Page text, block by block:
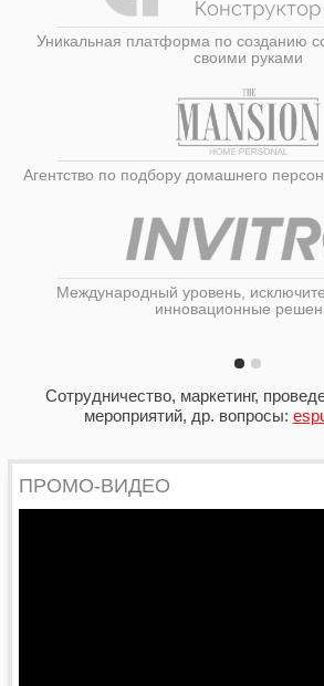
Уникальная платформа по созданию
своими руками
Агентство по подбору домашнего
Международный уровень,
инновационные
Сотрудничество, маркетинг,
мероприятий, др. вопросы:
ПРОМО-ВИДЕО